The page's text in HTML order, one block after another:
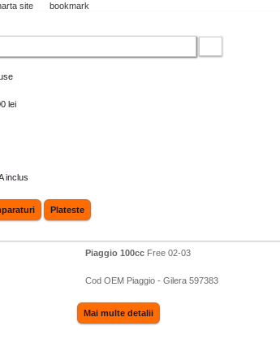
site bookmark
lei
inclus
Plateste
Liberty (RMS)
02, Liberty (Escl. Modello 02) 97-05, Liberty
4T 00-02, Liberty Ptt Eu2 04-05
Piaggio 100cc Free 02-03
Cod OEM Piaggio - Gilera 597383
Mai multe detalii